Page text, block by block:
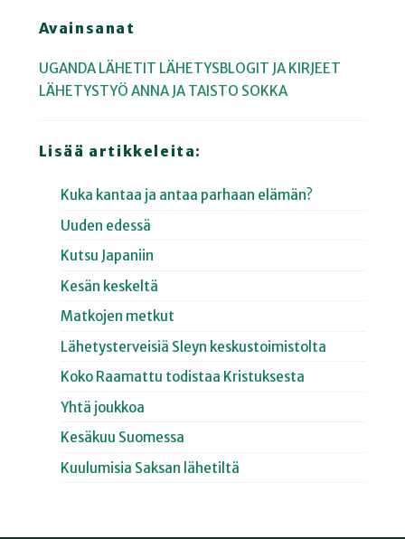
Avainsanat
UGANDA LÄHETIT LÄHETYSBLOGIT JA KIRJEET
LÄHETYSTYÖ ANNA JA TAISTO SOKKA
Lisää artikkeleita:
Kuka kantaa ja antaa parhaan elämän?
Uuden edessä
Kutsu Japaniin
Kesän keskeltä
Matkojen metkut
Lähetysterveisiä Sleyn keskustoimistolta
Koko Raamattu todistaa Kristuksesta
Yhtä joukkoa
Kesäkuu Suomessa
Kuulumisia Saksan lähetiltä